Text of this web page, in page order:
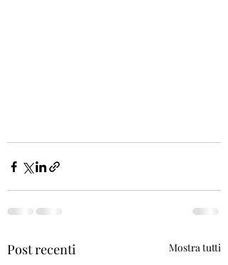
Post recenti Mostra tutti